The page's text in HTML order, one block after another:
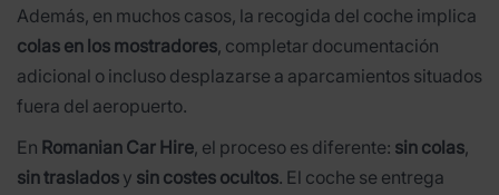
Además, en muchos casos, la recogida del coche implica
colas en los mostradores, completar documentación
adicional o incluso desplazarse a aparcamientos situados
fuera del aeropuerto.
En Romanian Car Hire, el proceso es diferente: sin colas,
sin traslados y sin costes ocultos. El coche se entrega